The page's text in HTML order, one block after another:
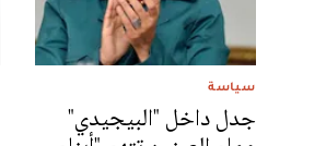
سياسة
جدل داخل "البيجيدي"